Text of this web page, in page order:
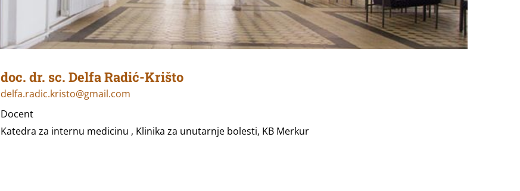
doc. dr. sc. Delfa Radić-Krišto
delfa.radic.kristo@gmail.com
Docent
Katedra za internu medicinu , Klinika za unutarnje bolesti, KB Merkur